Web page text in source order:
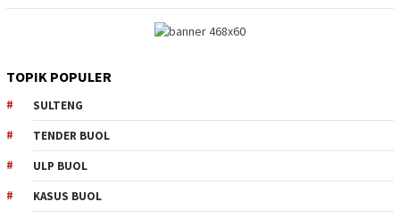
TOPIK POPULER
SULTENG
TENDER BUOL
ULP BUOL
KASUS BUOL